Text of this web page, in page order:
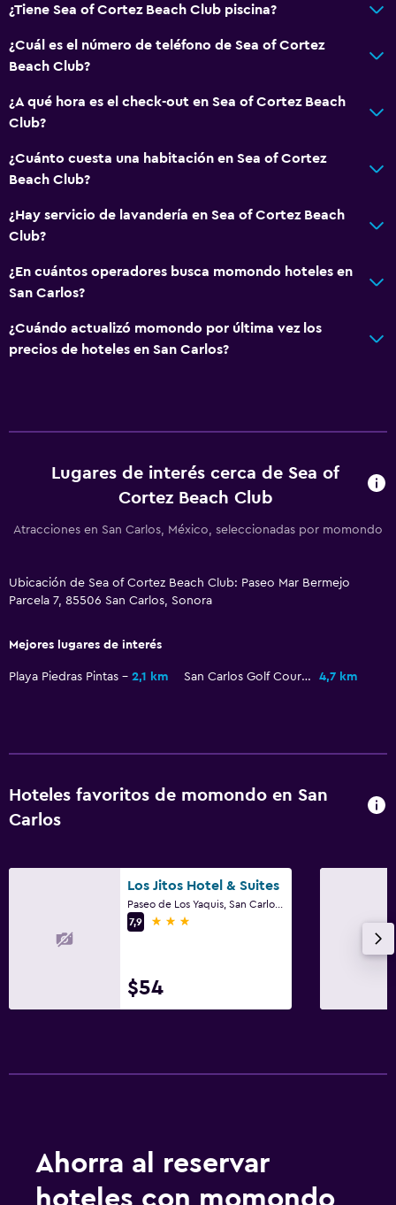
Comedor
Restaurante
Bar/lounge
Servicios y facilidades
Recepción 24 horas
Accesibilidad y adecuación
Baño
Secador de pelo
Posibilidad de habitaciones conectadas
Salud y seguridad
Ideal para familias
Parque infantil
¿Tiene Sea of Cortez Beach Club piscina?
¿Cuál es el número de teléfono de Sea of Cortez
Beach Club?
¿A qué hora es el check-out en Sea of Cortez Beach
Club?
¿Cuánto cuesta una habitación en Sea of Cortez
Beach Club?
¿Hay servicio de lavandería en Sea of Cortez Beach
Club?
¿En cuántos operadores busca momondo hoteles en
San Carlos?
¿Cuándo actualizó momondo por última vez los
precios de hoteles en San Carlos?
Lugares de interés cerca de Sea of
Cortez Beach Club
Atracciones en San Carlos, México, seleccionadas por momondo
Ubicación de Sea of Cortez Beach Club: Paseo Mar Bermejo
Parcela 7, 85506 San Carlos, Sonora
Mejores lugares de interés
Playa Piedras Pintas 2,1 km San Carlos Golf Course 4,7 km
Hoteles favoritos de momondo en San
Carlos
Los Jitos Hotel & Suites
7,9
3 estrellas
$54
Ahorra al reservar
hoteles con momondo